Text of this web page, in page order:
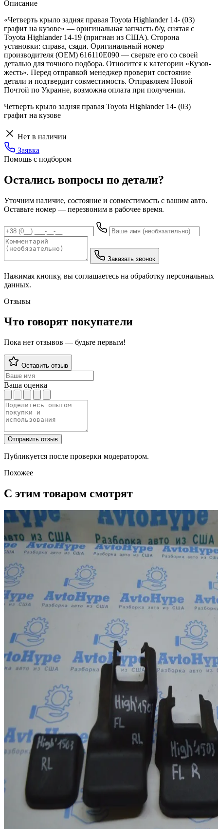
Описание
«Четверть крыло задняя правая Toyota Highlander 14- (03)
графит на кузове» — оригинальная запчасть б/у, снятая с
Toyota Highlander 14-19 (пригнан из США). Сторона
установки: справа, сзади. Оригинальный номер
производителя (OEM) 616110E090 — сверьте его со своей
деталью для точного подбора. Относится к категории «Кузов-
жесть». Перед отправкой менеджер проверит состояние
детали и подтвердит совместимость. Отправляем Новой
Почтой по Украине, возможна оплата при получении.
Четверть крыло задняя правая Toyota Highlander 14- (03)
графит на кузове
Нет в наличии
Заявка
Помощь с подбором
Остались вопросы по детали?
Уточним наличие, состояние и совместимость с вашим авто.
Оставьте номер — перезвоним в рабочее время.
Заказать звонок
Нажимая кнопку, вы соглашаетесь на обработку персональных
данных.
Отзывы
Что говорят покупатели
Пока нет отзывов — будьте первым!
Оставить отзыв
Ваша оценка
Отправить отзыв
Публикуется после проверки модератором.
Похожее
С этим товаром смотрят